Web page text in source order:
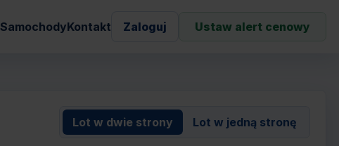
SamochodyKontakt Zaloguj Ustaw alert cenowy
Lot w dwie strony Lot w jedną stronę